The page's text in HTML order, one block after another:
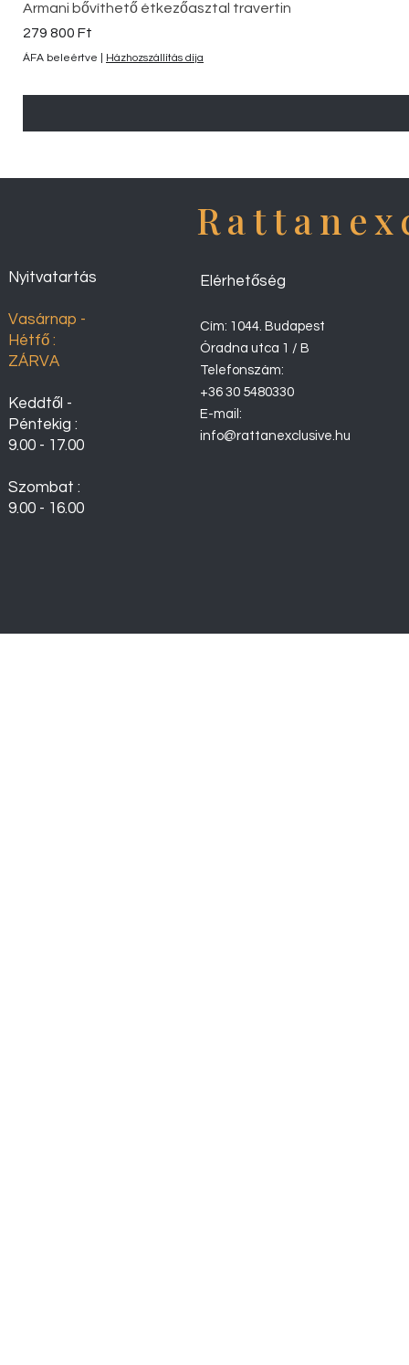
Armani bővíthető étkezőasztal travertin
Ár
279 800 Ft
ÁFA beleértve Házhozszállítás díja
Nyitvatartás
Vasárnap -
Hétfő :
ZÁRVA
Keddtől -
Péntekig :
9.00 - 17.00
Szombat :
9.00 - 16.00
Elérhetőség
Cím: 1044. Budapest
Óradna utca 1 / B
Telefonszám:
+36 30 5480330
E-mail:
info@rattanexclusive.hu